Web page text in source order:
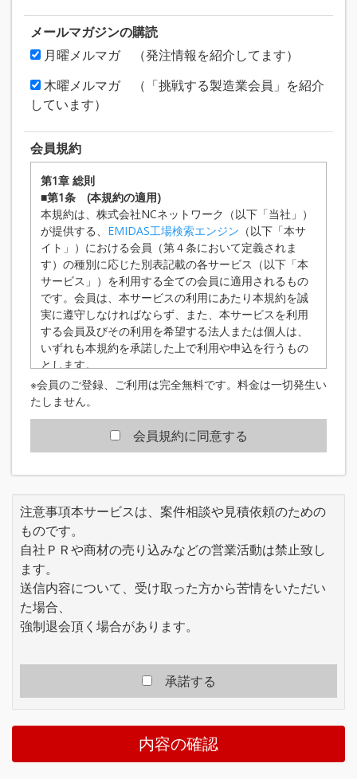
メールマガジンの購読
月曜メルマガ （発注情報を紹介してます）
木曜メルマガ （「挑戦する製造業会員」を紹介
しています）
会員規約
第1章 総則
■第1条 (本規約の適用)
本規約は、株式会社NCネットワーク（以下「当社」）
が提供する、 EMIDAS工場検索エンジン （以下「本サ
イト」）における会員（第４条において定義されま
す）の種別に応じた別表記載の各サービス（以下「本
サービス」）を利用する全ての会員に適用されるもの
です。会員は、本サービスの利用にあたり本規約を誠
実に遵守しなければならず、また、本サービスを利用
する会員及びその利用を希望する法人または個人は、
いずれも本規約を承諾した上で利用や申込を行うもの
とします。
■第2条 （規約の変更等）
当社は、状況の変化その他の相当の事由がある
員の一般の利益に適合するとき、またはその変
約を変更する旨、変更内容及び効力発生時期を
本サイトで通知または公表する方法により会員
に周知し、会員が本規約の変更後に本サービス
同意したものとみなします。
当社は、本規約の変更により会員に生じる損害
本サービスは、会員の氏名もしくは会社名また
は会社情報等を登録し、当社がインターネット
や発注等に役立てるものです。
会員は、本規約のほか当社が必要に応じて定め
る規約・規則にしたがって契約した内容に沿っ
※会員のご登録、ご利用は完全無料です。料金は一切発生い
たしません。
会員規約に同意する
注意事項本サービスは、案件相談や見積依頼のための
ものです。
自社ＰＲや商材の売り込みなどの営業活動は禁止致し
ます。
送信内容について、受け取った方から苦情をいただい
た場合、
強制退会頂く場合があります。
承諾する
内容の確認